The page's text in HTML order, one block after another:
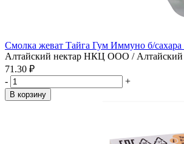
Смолка жеват Тайга Гум Иммуно б/сахара
Алтайский нектар НКЦ ООО /
71.30 ₽
-
+
В корзину